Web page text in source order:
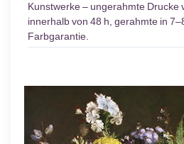
Kunstwerke – ungerahmte Drucke
innerhalb von 48 h, gerahmte in
Farbgarantie.